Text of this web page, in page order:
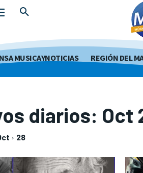
MUSICAYNOTICIAS REGIÓN DEL
diarios: Oct
28